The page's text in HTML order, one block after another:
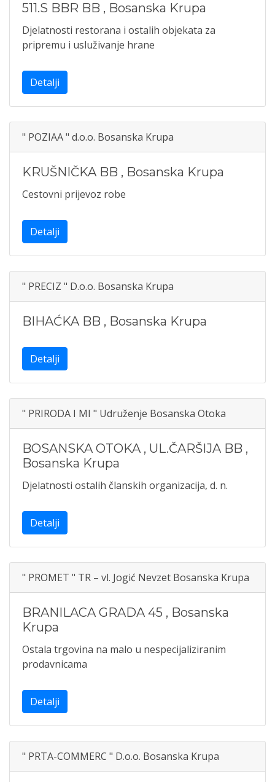
511.S BBR BB , Bosanska Krupa
Djelatnosti restorana i ostalih objekata za
pripremu i usluživanje hrane
Detalji
" POZIAA " d.o.o. Bosanska Krupa
KRUŠNIČKA BB , Bosanska Krupa
Cestovni prijevoz robe
Detalji
" PRECIZ " D.o.o. Bosanska Krupa
BIHAĆKA BB , Bosanska Krupa
Detalji
" PRIRODA I MI " Udruženje Bosanska Otoka
BOSANSKA OTOKA , UL.ČARŠIJA BB ,
Bosanska Krupa
Djelatnosti ostalih članskih organizacija, d. n.
Detalji
" PROMET " TR – vl. Jogić Nevzet Bosanska Krupa
BRANILACA GRADA 45 , Bosanska
Krupa
Ostala trgovina na malo u nespecijaliziranim
prodavnicama
Detalji
" PRTA-COMMERC " D.o.o. Bosanska Krupa